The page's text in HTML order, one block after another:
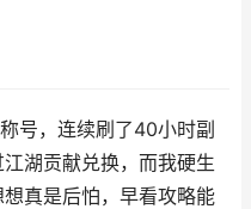
号，连续刷了40小时副
湖贡献兑换，而我硬生
真是后怕，早看攻略能